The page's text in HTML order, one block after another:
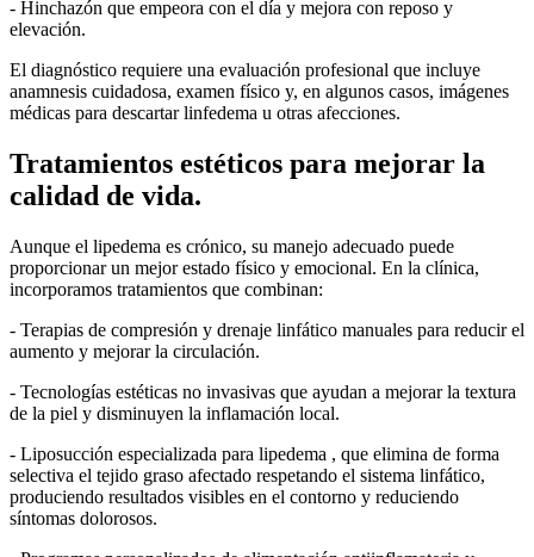
- Hinchazón que empeora con el día y mejora con reposo y
elevación.
El diagnóstico requiere una evaluación profesional que incluye
anamnesis cuidadosa, examen físico y, en algunos casos, imágenes
médicas para descartar linfedema u otras afecciones.
Tratamientos estéticos para mejorar la
calidad de vida.
Aunque el lipedema es crónico, su manejo adecuado puede
proporcionar un mejor estado físico y emocional. En la clínica,
incorporamos tratamientos que combinan:
- Terapias de compresión y drenaje linfático manuales para reducir el
aumento y mejorar la circulación.
- Tecnologías estéticas no invasivas que ayudan a mejorar la textura
de la piel y disminuyen la inflamación local.
- Liposucción especializada para lipedema , que elimina de forma
selectiva el tejido graso afectado respetando el sistema linfático,
produciendo resultados visibles en el contorno y reduciendo
síntomas dolorosos.